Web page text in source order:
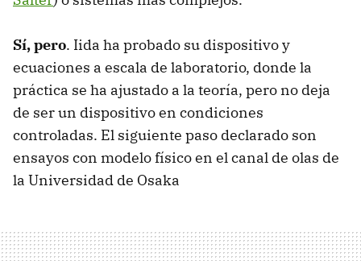
Sí, pero. Iida ha probado su dispositivo y
ecuaciones a escala de laboratorio, donde la
práctica se ha ajustado a la teoría, pero no deja
de ser un dispositivo en condiciones
controladas. El siguiente paso declarado son
ensayos con modelo físico en el canal de olas de
la Universidad de Osaka